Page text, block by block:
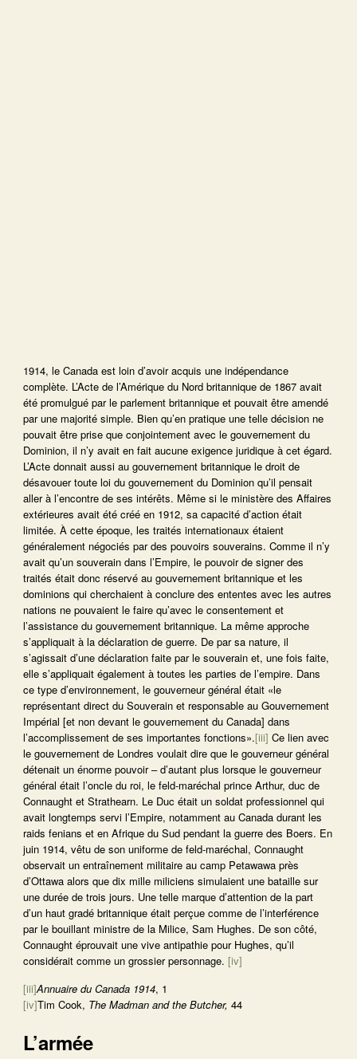
1914, le Canada est loin d’avoir acquis une indépendance
complète. L’Acte de l’Amérique du Nord britannique de 1867 avait
été promulgué par le parlement britannique et pouvait être amendé
par une majorité simple. Bien qu’en pratique une telle décision ne
pouvait être prise que conjointement avec le gouvernement du
Dominion, il n’y avait en fait aucune exigence juridique à cet égard.
L’Acte donnait aussi au gouvernement britannique le droit de
désavouer toute loi du gouvernement du Dominion qu’il pensait
aller à l’encontre de ses intérêts. Même si le ministère des Affaires
extérieures avait été créé en 1912, sa capacité d’action était
limitée. À cette époque, les traités internationaux étaient
généralement négociés par des pouvoirs souverains. Comme il n’y
avait qu’un souverain dans l’Empire, le pouvoir de signer des
traités était donc réservé au gouvernement britannique et les
dominions qui cherchaient à conclure des ententes avec les autres
nations ne pouvaient le faire qu’avec le consentement et
l’assistance du gouvernement britannique. La même approche
s’appliquait à la déclaration de guerre. De par sa nature, il
s’agissait d’une déclaration faite par le souverain et, une fois faite,
elle s’appliquait également à toutes les parties de l’empire. Dans
ce type d’environnement, le gouverneur général était «le
représentant direct du Souverain et responsable au Gouvernement
Impérial [et non devant le gouvernement du Canada] dans
l’accomplissement de ses importantes fonctions».[iii] Ce lien avec
le gouvernement de Londres voulait dire que le gouverneur général
détenait un énorme pouvoir – d’autant plus lorsque le gouverneur
général était l’oncle du roi, le feld-maréchal prince Arthur, duc de
Connaught et Strathearn. Le Duc était un soldat professionnel qui
avait longtemps servi l’Empire, notamment au Canada durant les
raids fenians et en Afrique du Sud pendant la guerre des Boers. En
juin 1914, vêtu de son uniforme de feld-maréchal, Connaught
observait un entraînement militaire au camp Petawawa près
d’Ottawa alors que dix mille miliciens simulaient une bataille sur
une durée de trois jours. Une telle marque d’attention de la part
d’un haut gradé britannique était perçue comme de l’interférence
par le bouillant ministre de la Milice, Sam Hughes. De son côté,
Connaught éprouvait une vive antipathie pour Hughes, qu’il
considérait comme un grossier personnage. [iv]
[iii]Annuaire du Canada 1914, 1
[iv]Tim Cook, The Madman and the Butcher, 44
L’armée